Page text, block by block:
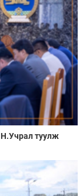
Н.Учрал туулж